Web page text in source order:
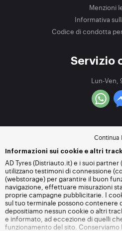
Menzioni
Informativa
Codice di condotta
Servizio
Lun-Ven,
Continua
Informazioni sui cookie e altri
AD Tyres (Distriauto.it) e i suoi
utilizzano testimoni di connessione
(webstorage) per garantire il buon
navigazione, effettuare misurazioni
proprie campagne pubblicitarie. I
sul tuo terminale possono contenere
depositiamo nessun cookie o altri
e informato, ad eccezione di quelli
funzionamento del sito. Conserviamo